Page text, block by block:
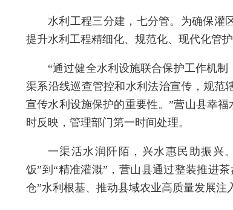
水利工程三分建，七分管。为确保灌
提升水利工程精细化、规范化、现代化管护
“通过健全水利设施联合保护工作机
渠系沿线巡查管控和水利法治宣传，规范
宣传水利设施保护的重要性。”营山县幸
时反映，管理部门第一时间处理。
一渠活水润阡陌，兴水惠民助振兴
饭”到“精准灌溉”，营山县通过整装推进
仓”水利根基、推动县域农业高质量发展注